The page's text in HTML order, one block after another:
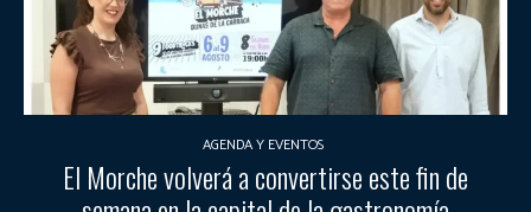
AGENDA Y EVENTOS
El Morche volverá a convertirse este fin de